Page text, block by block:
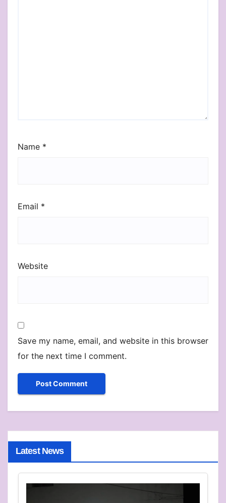
Name *
Email *
Website
Save my name, email, and website in this browser
for the next time I comment.
Latest News